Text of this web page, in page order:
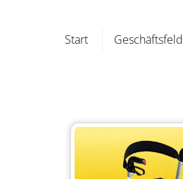
Start Geschäftsfeld